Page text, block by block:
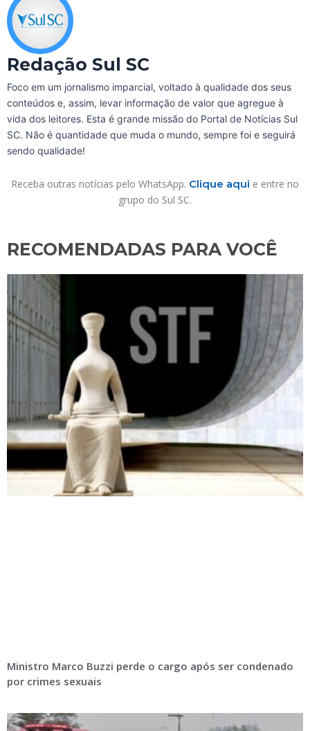
Redação Sul SC
Foco em um jornalismo imparcial, voltado à qualidade dos seus
conteúdos e, assim, levar informação de valor que agregue à
vida dos leitores. Esta é grande missão do Portal de Notícias Sul
SC. Não é quantidade que muda o mundo, sempre foi e seguirá
sendo qualidade!
Receba outras notícias pelo WhatsApp. Clique aqui e entre no
grupo do Sul SC.
RECOMENDADAS PARA VOCÊ​
Ministro Marco Buzzi perde o cargo após ser condenado
por crimes sexuais